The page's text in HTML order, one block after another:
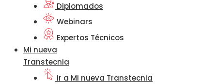
Diplomados
Webinars
Expertos Técnicos
Mi nueva
Transtecnia
Ir a Mi nueva Transtecnia